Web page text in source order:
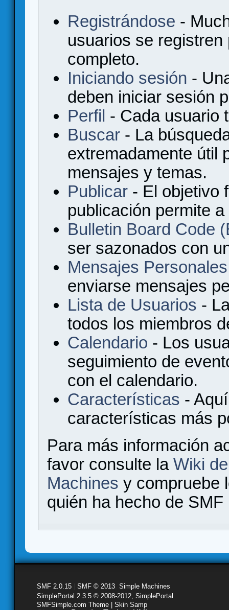
Registrándose -
usuarios se
completo.
Iniciando sesión -
deben iniciar sesión
Perfil - Cada usuario
Buscar - La
extremadamente útil
mensajes y temas.
Publicar - El objetivo
publicación permite
Bulletin Board Code
ser sazonados con
Mensajes Personales
enviarse mensajes
Lista de Usuarios -
todos los miembros
Calendario - Los
seguimiento de
con el calendario.
Características -
características más
Para más información
favor consulte la Wiki
Machines y compruebe
quién ha hecho de
SMF 2.0.15 SMF © 2013 Simple Machines
SimplePortal 2.3.5 © 2008-2012, SimplePortal
SMFSimple.com Theme | Skin Samp